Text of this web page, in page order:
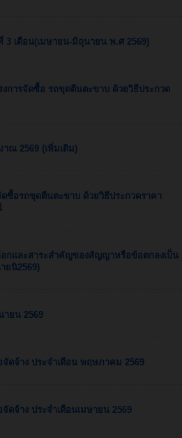
3 เดือน(เมษายน-มิถุนายน พ.ศ 2569)
การจัดซื้อ รถขุดตีนตะขาบ ด้วยวิธีประกวด
ณ 2569 (เพิ่มเติม)
ซื้อรถขุดตีนตะขาบ ด้วยวิธีประกวดราคา
กและสาระสำคัญของสัญญาหรือข้อตกลงเป็น
ยนิ2569)
ายน 2569
ดจ้าง ประจำเดือน พฤษภาคม 2569
ดจ้าง ประจำเดือนเมษายน 2569